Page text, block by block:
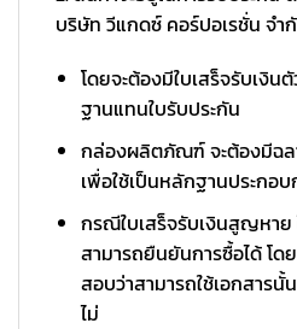
บริษัท วีแกดซ์ คอร์ปอเรชั่น จำ
โดยจะต้องมีใบเสร็จรับเงิน
ฐานแทนใบรับประกัน
กล่องผลิตภัณฑ์ จะต้องมีฉล
เพื่อใช้เป็นหลักฐานประกอ
กรณีใบเสร็จรับเงินสูญหาย
สามารถยืนยันการซื้อได้ โด
สอบว่าสามารถใช้เอกสาร
ไม่